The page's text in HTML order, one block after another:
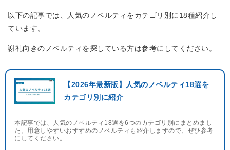
以下の記事では、人気のノベルティをカテゴリ別に18種紹介し
ています。
謝礼向きのノベルティを探している方は参考にしてください。
【2026年最新版】人気のノベルティ18選を
カテゴリ別に紹介
本記事では、人気のノベルティ18選を6つのカテゴリ別にまとめまし
た。用意しやすいおすすめのノベルティも紹介しますので、ぜひ参考
にしてください。